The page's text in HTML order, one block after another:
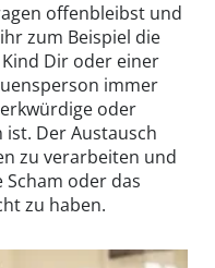
offenbleibst und
zum Beispiel die
Dir oder einer
immer
oder
Der Austausch
zu verarbeiten und
oder das
zu haben.